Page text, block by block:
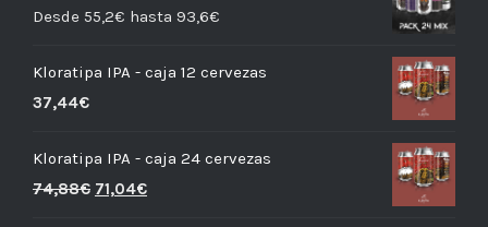
Desde 55,2€ hasta 93,6€
Kloratipa IPA - caja 12 cervezas
37,44€
Kloratipa IPA - caja 24 cervezas
74,88€ 71,04€